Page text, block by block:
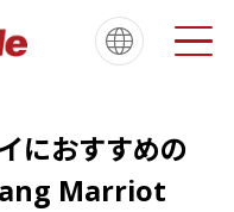
简体中文
français
について
におすすめの
Marriot